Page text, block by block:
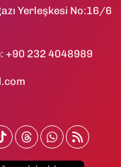
Yerleşkesi No:16/6
+90 232 4048989